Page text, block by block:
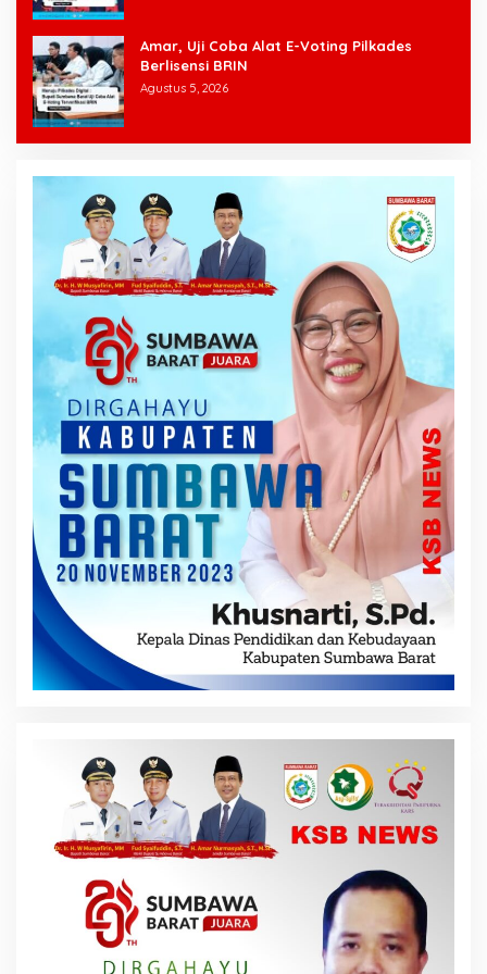
Amar, Uji Coba Alat E-Voting Pilkades
Berlisensi BRIN
Agustus 5, 2026